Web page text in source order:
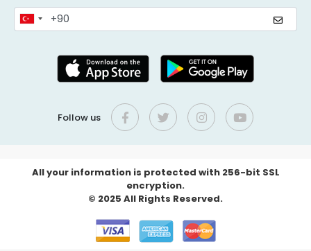
Follow us
All your information is protected with 256-bit SSL
encryption.
© 2025 All Rights Reserved.